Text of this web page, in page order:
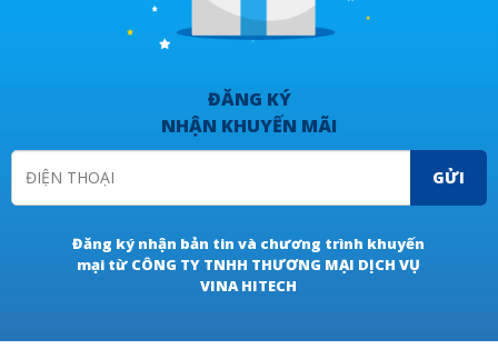
ĐĂNG KÝ
NHẬN KHUYẾN MÃI
GỬI
Đăng ký nhận bản tin và chương trình khuyến
mại từ CÔNG TY TNHH THƯƠNG MẠI DỊCH VỤ
VINA HITECH